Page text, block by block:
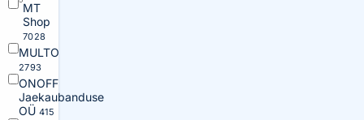
MT
Shop
7028
MULTO
2793
ONOFF
Jaekaubanduse
OÜ 415